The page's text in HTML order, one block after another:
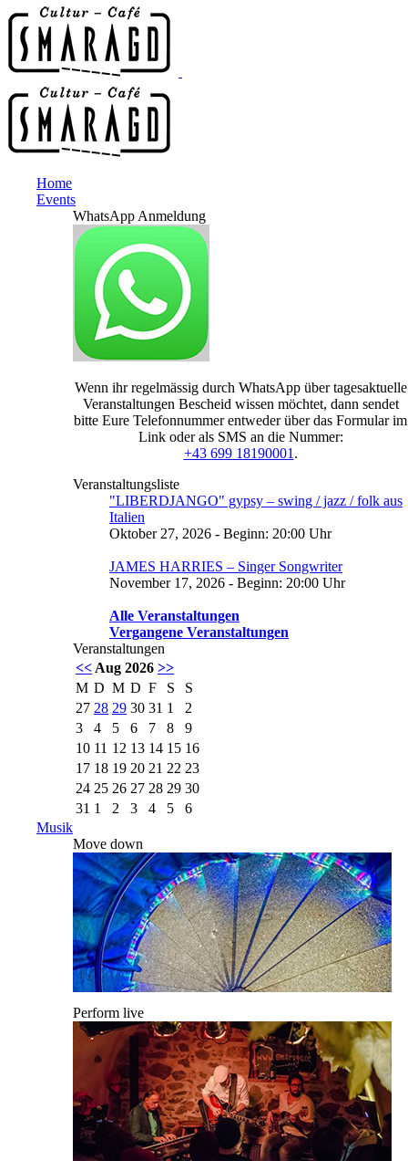
Home
Events
WhatsApp Anmeldung
Wenn ihr regelmässig durch WhatsApp über tagesaktuelle
Veranstaltungen Bescheid wissen möchtet, dann sendet
bitte Eure Telefonnummer entweder über das Formular im
Link oder als SMS an die Nummer:
+43 699 18190001 .
Veranstaltungsliste
"LIBERDJANGO" gypsy – swing / jazz / folk aus
Italien
Oktober 27, 2026 - Beginn: 20:00 Uhr
JAMES HARRIES – Singer Songwriter
November 17, 2026 - Beginn: 20:00 Uhr
Alle Veranstaltungen
Vergangene Veranstaltungen
Veranstaltungen
<< Aug 2026 >>
M D M D F S
S
27 28 29 30 31 1
2
3
4 5 6 7 8
9
10 11 12 13 14 15 16
17 18 19 20 21 22 23
24 25 26 27 28 29 30
31 1 2 3 4 5
6
Musik
Move down
Perform live